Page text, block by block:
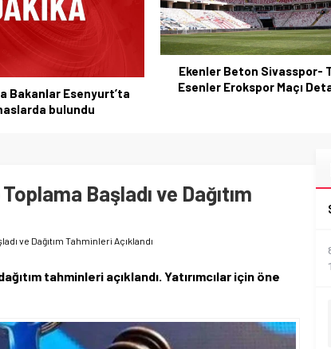
Sivasspor- Turka
Maçı Detayları
Sivas Gastronomi Festivali:
Buluşmalarıyla yoğrulan
Başladı ve Dağıtım
ve Dağıtım Tahminleri Açıklandı
tahminleri açıklandı. Yatırımcılar için öne